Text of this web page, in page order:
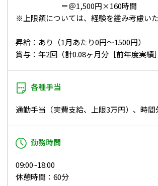
＝＠1,500円×160時間
※上限額については、経験を鑑み考慮いた
昇給：あり（1月あたり0円～1500円）
賞与：年2回（計0.08ヶ月分［前年度実績
各種手当
通勤手当（実費支給、上限3万円）、時間
勤務時間
09:00~18:00
休憩時間：60分